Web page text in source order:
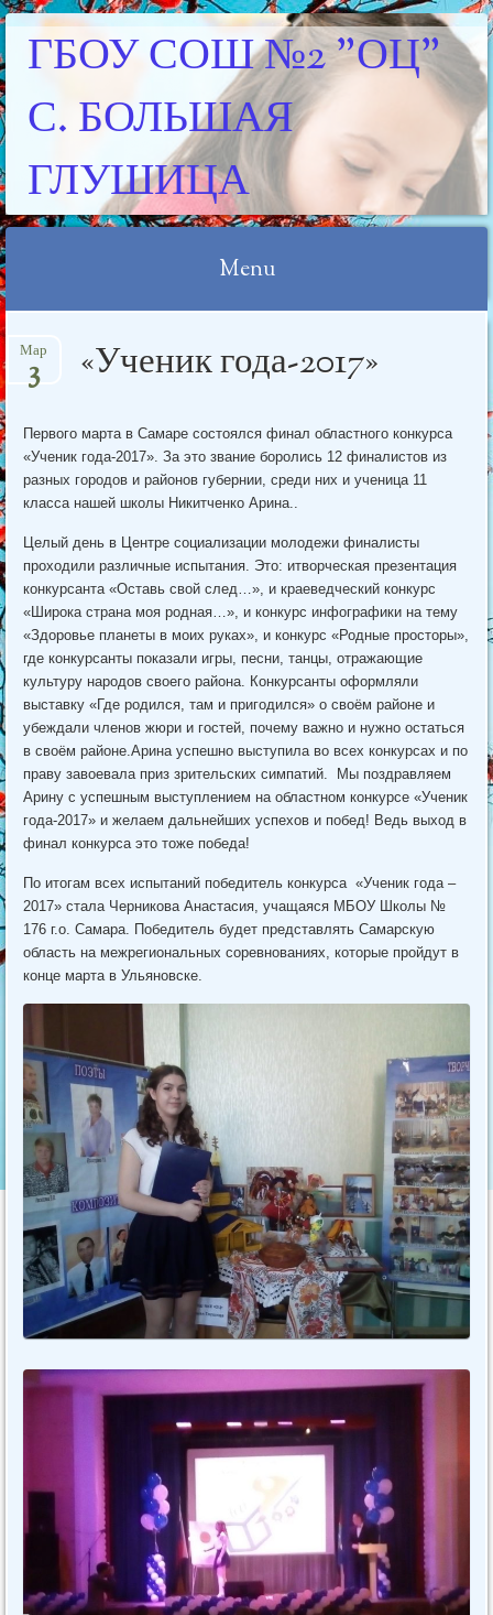
ГБОУ СОШ №2 "ОЦ"
С. БОЛЬШАЯ
ГЛУШИЦА
Menu
to
content
«Ученик года-2017»
Мар
3
Первого марта в Самаре состоялся финал областного конкурса
«Ученик года-2017». За это звание боролись 12 финалистов из
разных городов и районов губернии, среди них и ученица 11
класса нашей школы Никитченко Арина..
Целый день в Центре социализации молодежи финалисты
проходили различные испытания. Это: итворческая презентация
конкурсанта «Оставь свой след…», и краеведческий конкурс
«Широка страна моя родная…», и конкурс инфографики на тему
«Здоровье планеты в моих руках», и конкурс «Родные просторы»,
где конкурсанты показали игры, песни, танцы, отражающие
культуру народов своего района. Конкурсанты оформляли
выставку «Где родился, там и пригодился» о своём районе и
убеждали членов жюри и гостей, почему важно и нужно остаться
в своём районе.Арина успешно выступила во всех конкурсах и по
праву завоевала приз зрительских симпатий. Мы поздравляем
Арину с успешным выступлением на областном конкурсе «Ученик
года-2017» и желаем дальнейших успехов и побед! Ведь выход в
финал конкурса это тоже победа!
По итогам всех испытаний победитель конкурса «Ученик года –
2017» стала Черникова Анастасия, учащаяся МБОУ Школы №
176 г.о. Самара. Победитель будет представлять Самарскую
область на межрегиональных соревнованиях, которые пройдут в
конце марта в Ульяновске.